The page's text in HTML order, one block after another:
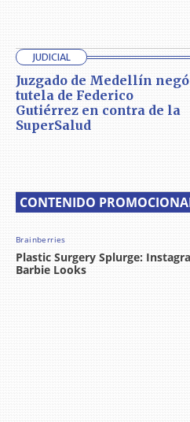
JUDICIAL
Juzgado de Medellín negó
tutela de Federico
Gutiérrez en contra de la
SuperSalud